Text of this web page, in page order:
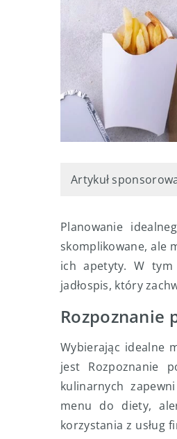
Artykuł
Planowanie
skomplikowane, ale
ich apetyty. W tym
jadłospis, który
Rozpoznanie
Wybierając idealne
jest Rozpoznanie
kulinarnych
menu do diety,
korzystania z usług